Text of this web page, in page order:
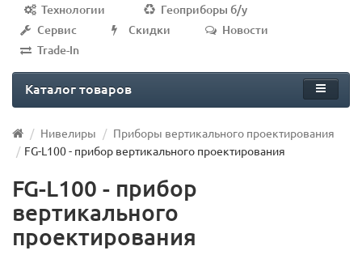
Технологии
Геоприборы б/у
Сервис
Скидки
Новости
Trade-In
Каталог товаров
Нивелиры
Приборы вертикального проектирования
FG-L100 - прибор вертикального проектирования
FG-L100 - прибор
вертикального
проектирования